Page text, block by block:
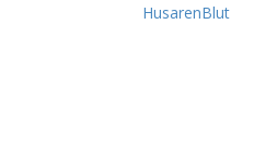
HusarenBlut